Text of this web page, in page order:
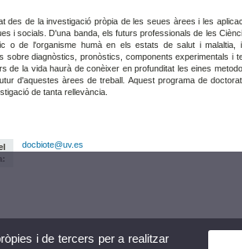
des de la investigació pròpia de les seues àrees i les
i socials. D'una banda, els futurs professionals de les
o de l'organisme humà en els estats de salut i
sobre diagnòstics, pronòstics, components experimentals i
de la vida haurà de conèixer en profunditat les eines
d'aquestes àrees de treball. Aquest programa de
de tanta rellevància.
docbiote@uv.es
i de tercers per a realitzar